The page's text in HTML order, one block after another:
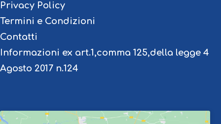
Privacy Policy
Termini e Condizioni
Contatti
Informazioni ex art.1,comma 125,della legge 4
Agosto 2017 n.124